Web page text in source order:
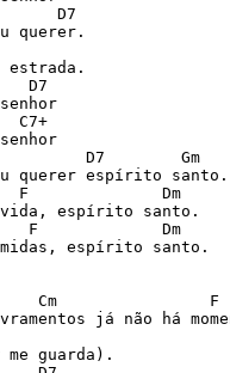
D7
querer.
estrada.
D7
C7+
C         D7
querer espírito santo.
F              Dm
vida, espírito santo.
F             Dm
espírito santo.
Cm                F
já não há
D7
guarda).